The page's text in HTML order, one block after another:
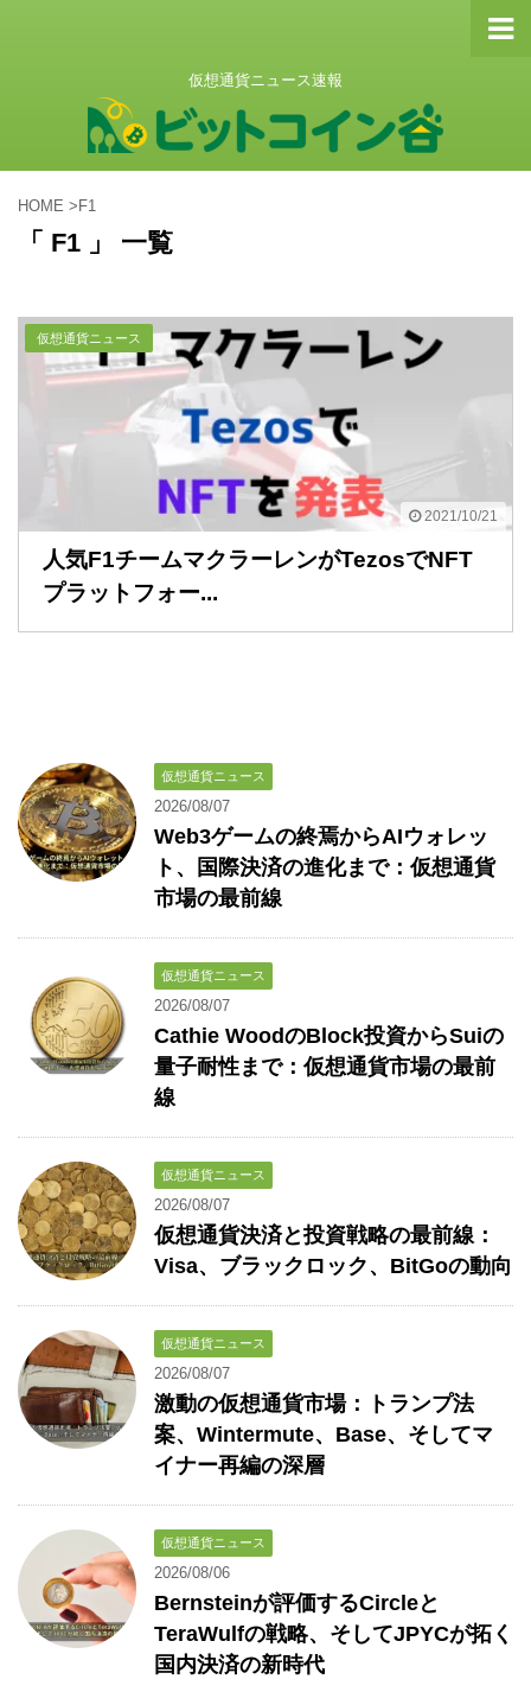
仮想通貨ニュース速報
HOME > F1
「 F1 」 一覧
2021/10/21
仮想通貨ニュース
人気F1チームマクラーレンがTezosでNFT
プラットフォー...
仮想通貨ニュース
2026/08/07
Web3ゲームの終焉からAIウォレッ
ト、国際決済の進化まで：仮想通貨
市場の最前線
仮想通貨ニュース
2026/08/07
Cathie WoodのBlock投資からSuiの
量子耐性まで：仮想通貨市場の最前
線
仮想通貨ニュース
2026/08/07
仮想通貨決済と投資戦略の最前線：
Visa、ブラックロック、BitGoの動向
仮想通貨ニュース
2026/08/07
激動の仮想通貨市場：トランプ法
案、Wintermute、Base、そしてマ
イナー再編の深層
仮想通貨ニュース
2026/08/06
Bernsteinが評価するCircleと
TeraWulfの戦略、そしてJPYCが拓く
国内決済の新時代